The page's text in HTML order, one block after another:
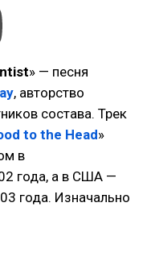
» — песня
, авторство
состава. Трек
to the Head»
в
года, а в США —
года. Изначально